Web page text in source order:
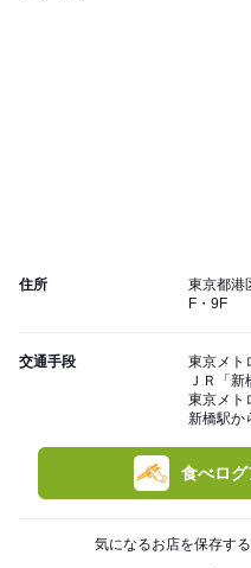
住所
東京都港
F・9F
交通手段
東京メト
ＪＲ「
東京メト
新橋駅か
食べログ
気になるお店を保存す